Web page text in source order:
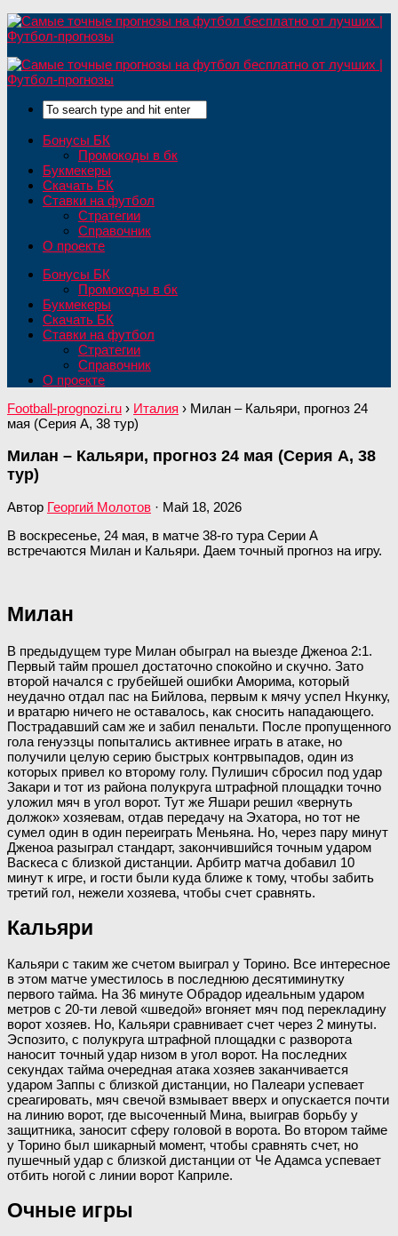
Бонусы БК
Промокоды в бк
Букмекеры
Скачать БК
Ставки на футбол
Стратегии
Справочник
О проекте
Бонусы БК
Промокоды в бк
Букмекеры
Скачать БК
Ставки на футбол
Стратегии
Справочник
О проекте
Football-prognozi.ru › Италия › Милан – Кальяри, прогноз 24
мая (Серия А, 38 тур)
Милан – Кальяри, прогноз 24 мая (Серия А, 38
тур)
Автор Георгий Молотов · Май 18, 2026
В воскресенье, 24 мая, в матче 38-го тура Серии А
встречаются Милан и Кальяри. Даем точный прогноз на игру.
Милан
В предыдущем туре Милан обыграл на выезде Дженоа 2:1.
Первый тайм прошел достаточно спокойно и скучно. Зато
второй начался с грубейшей ошибки Аморима, который
неудачно отдал пас на Бийлова, первым к мячу успел Нкунку,
и вратарю ничего не оставалось, как сносить нападающего.
Пострадавший сам же и забил пенальти. После пропущенного
гола генуэзцы попытались активнее играть в атаке, но
получили целую серию быстрых контрвыпадов, один из
которых привел ко второму голу. Пулишич сбросил под удар
Закари и тот из района полукруга штрафной площадки точно
уложил мяч в угол ворот. Тут же Яшари решил «вернуть
должок» хозяевам, отдав передачу на Эхатора, но тот не
сумел один в один переиграть Меньяна. Но, через пару минут
Дженоа разыграл стандарт, закончившийся точным ударом
Васкеса с близкой дистанции. Арбитр матча добавил 10
минут к игре, и гости были куда ближе к тому, чтобы забить
третий гол, нежели хозяева, чтобы счет сравнять.
Кальяри
Кальяри с таким же счетом выиграл у Торино. Все интересное
в этом матче уместилось в последнюю десятиминутку
первого тайма. На 36 минуте Обрадор идеальным ударом
метров с 20-ти левой «шведой» вгоняет мяч под перекладину
ворот хозяев. Но, Кальяри сравнивает счет через 2 минуты.
Эспозито, с полукруга штрафной площадки с разворота
наносит точный удар низом в угол ворот. На последних
секундах тайма очередная атака хозяев заканчивается
ударом Заппы с близкой дистанции, но Палеари успевает
среагировать, мяч свечой взмывает вверх и опускается почти
на линию ворот, где высоченный Мина, выиграв борьбу у
защитника, заносит сферу головой в ворота. Во втором тайме
у Торино был шикарный момент, чтобы сравнять счет, но
пушечный удар с близкой дистанции от Че Адамса успевает
отбить ногой с линии ворот Каприле.
Очные игры